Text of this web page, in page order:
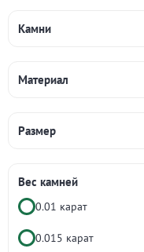
Камни
Материал
Размер
Вес камней
0.01 карат
0.015 карат